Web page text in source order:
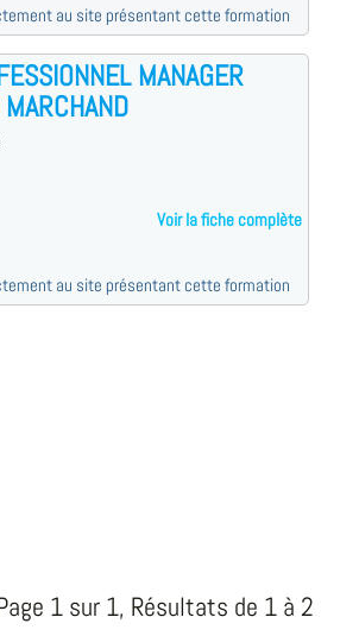
au site présentant cette formation
MANAGER
MARCHAND
Voir la fiche complète
au site présentant cette formation
1 sur 1, Résultats de 1 à 2